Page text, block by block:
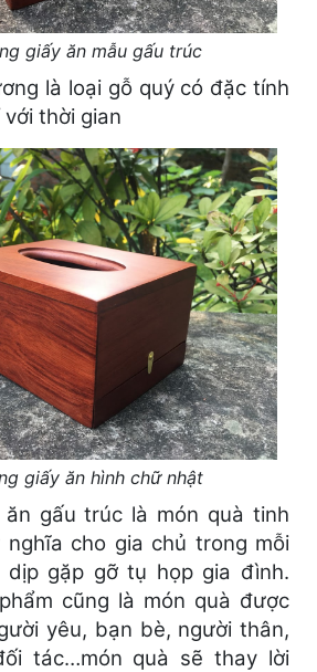
giấy ăn mẫu gấu trúc
là loại gỗ quý có đặc tính
thời gian
giấy ăn hình chữ nhật
gấu trúc là món quà tinh
cho gia chủ trong mỗi
dịp gặp gỡ tụ họp gia đình.
cũng là món quà được
yêu, bạn bè, người thân,
tác…món quà sẽ thay lời